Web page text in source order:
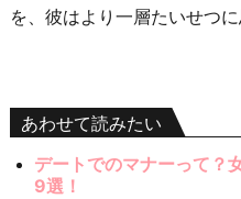
を、彼はより一層たいせつ
あわせて読みたい
デートでのマナーって？
9選！